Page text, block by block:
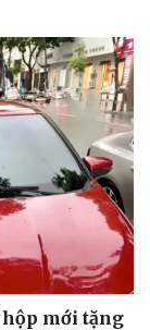
hộp mới tặng